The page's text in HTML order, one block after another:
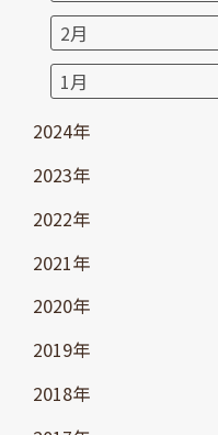
2月
1月
2024年
2023年
2022年
2021年
2020年
2019年
2018年